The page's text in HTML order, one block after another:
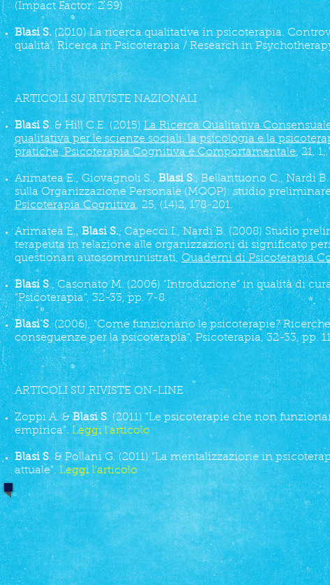
(Impact Factor: 2.59)
Blasi S.(2010) La ricerca qualitativa in psicoterapia.
qualità’, Ricerca in Psicoterapia / Research in
ARTICOLI SU RIVISTE NAZIONALI
Blasi S. & Hill C.E. (2015)La Ricerca Qualitativa
qualitativa per le scienze sociali, la psicologia e la
pratiche, Psicoterapia Cognitiva e Comportamentale, 21,
Arimatea E., Giovagnoli S.,Blasi S., Bellantuono C., Nardi
sulla Organizzazione Personale (MQOP): studio
Psicoterapia Cognitiva, 25, (14)2, 178-201.
Arimatea E.,Blasi S., Capecci I., Nardi B. (2008) Studio
terapeuta in relazione alle organizzazioni di significato
questionari autosomministrati,Quaderni di Psicoterapia
Blasi S., Casonato M. (2006) “Introduzione” in qualità di
“Psicoterapia”, 32-33, pp. 7-8.
Blasi S. (2006), “Come funzionano le psicoterapie?
conseguenze per la psicoterapia”, Psicoterapia, 32-33, pp.
ARTICOLI SU RIVISTE ON-LINE
Zoppi A. &Blasi S. (2011) “Le psicoterapie che non
empirica”.Leggi l'articolo
Blasi S. & Pollani G. (2011) “La mentalizzazione in
attuale”.Leggi l'articolo